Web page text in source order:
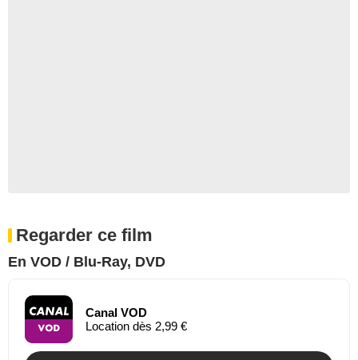
Regarder ce film
En VOD / Blu-Ray, DVD
Canal VOD
Location dès 2,99 €